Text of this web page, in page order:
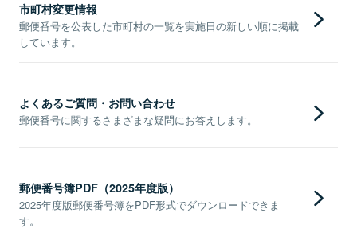
市町村変更情報
郵便番号を公表した市町村の一覧を実施日の新しい順に掲載
しています。
よくあるご質問・お問い合わせ
郵便番号に関するさまざまな疑問にお答えします。
郵便番号簿PDF（2025年度版）
2025年度版郵便番号簿をPDF形式でダウンロードできま
す。